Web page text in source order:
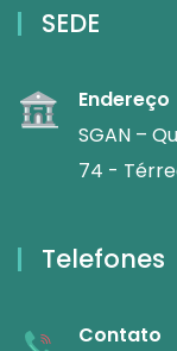
SEDE
Endereço
SGAN –
74 -
Telefones
Contato